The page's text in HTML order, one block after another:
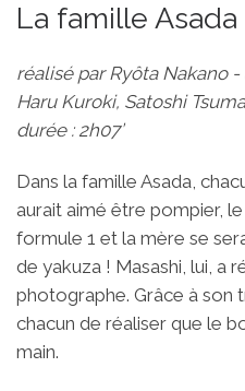
La famille Asada
réalisé par Ryôta Nakano
Haru Kuroki, Satoshi
durée : 2h07’
Dans la famille Asada,
aurait aimé être pompier,
formule 1 et la mère se
de yakuza ! Masashi, lui, a
photographe. Grâce à son
chacun de réaliser que le
main.